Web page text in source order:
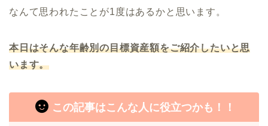
なんて思われたことが1度はあるかと思います。
本日はそんな年齢別の目標資産額をご紹介したいと思
います。
この記事はこんな人に役立つかも！！